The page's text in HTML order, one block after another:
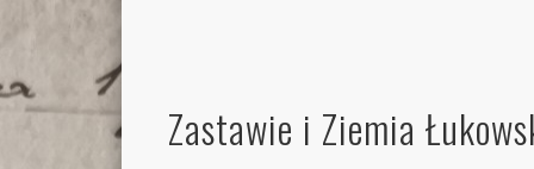
Zastawie i Ziemia